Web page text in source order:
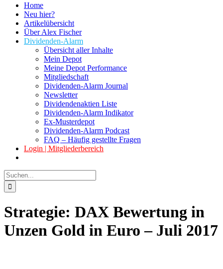
Home
Neu hier?
Artikelübersicht
Über Alex Fischer
Dividenden-Alarm
Übersicht aller Inhalte
Mein Depot
Meine Depot Performance
Mitgliedschaft
Dividenden-Alarm Journal
Newsletter
Dividendenaktien Liste
Dividenden-Alarm Indikator
Ex-Musterdepot
Dividenden-Alarm Podcast
FAQ – Häufig gestellte Fragen
Login | Mitgliederbereich
Suche
nach:
Strategie: DAX Bewertung in
Unzen Gold in Euro – Juli 2017